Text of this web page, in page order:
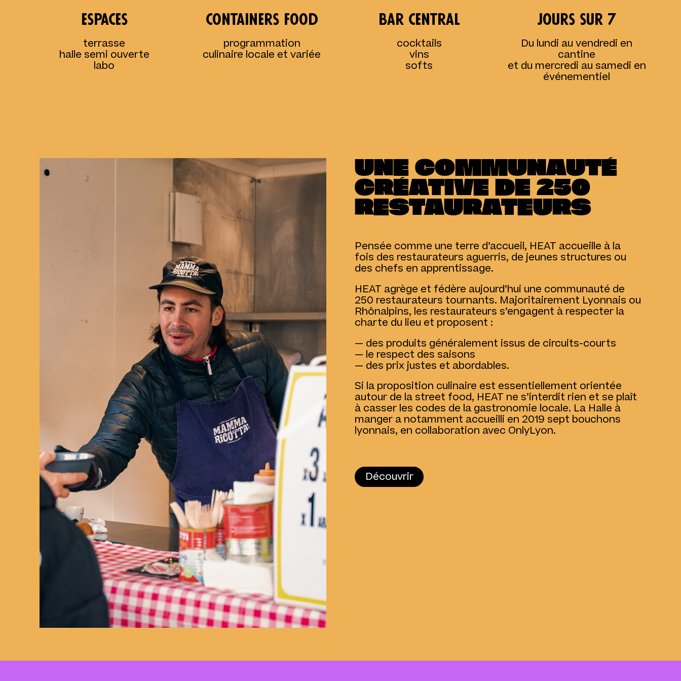
espaces
terrasse
halle semi ouverte
labo
containers food
programmation
culinaire locale et variée
bar central
cocktails
vins
softs
jours sur 7
Du lundi au vendredi en
cantine
et du mercredi au samedi en
événementiel
UNE COMMUNAUTÉ
CRÉATIVE DE 250
RESTAURATEURS
Pensée comme une terre d’accueil, HEAT accueille à la
fois des restaurateurs aguerris, de jeunes structures ou
des chefs en apprentissage.
HEAT agrège et fédère aujourd’hui une communauté de
250 restaurateurs tournants. Majoritairement Lyonnais ou
Rhônalpins, les restaurateurs s’engagent à respecter la
charte du lieu et proposent :
— des produits généralement issus de circuits-courts
— le respect des saisons
— des prix justes et abordables.
Si la proposition culinaire est essentiellement orientée
autour de la street food, HEAT ne s’interdit rien et se plaît
à casser les codes de la gastronomie locale. La Halle à
manger a notamment accueilli en 2019 sept bouchons
lyonnais, en collaboration avec OnlyLyon.
Découvrir